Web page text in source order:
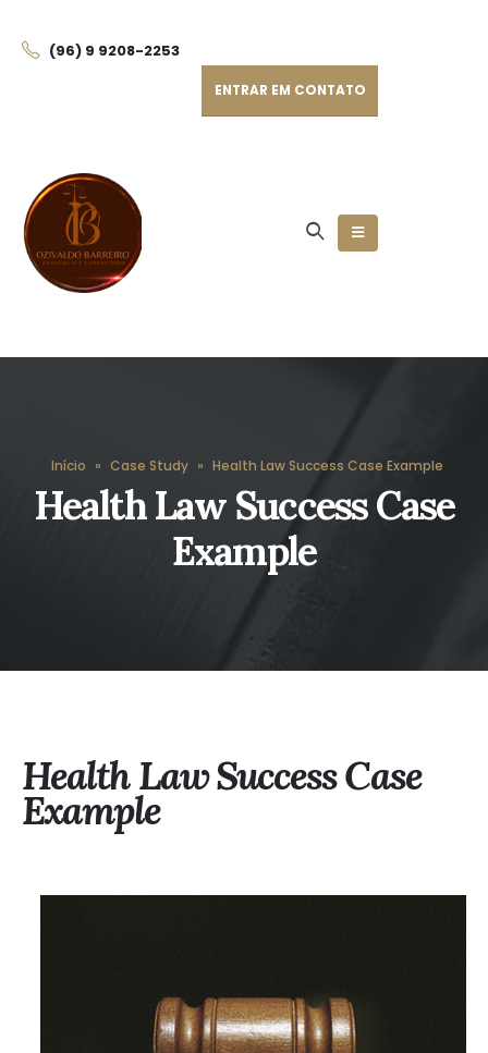
(96) 9 9208-2253
ENTRAR EM CONTATO
Início » Case Study » Health Law Success Case Example
Health Law Success Case
Example
Health Law Success Case
Example